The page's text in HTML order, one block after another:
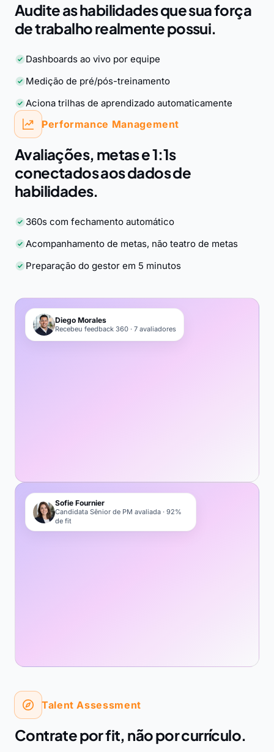
Audite as habilidades que sua força
de trabalho realmente possui.
Dashboards ao vivo por equipe
Medição de pré/pós-treinamento
Aciona trilhas de aprendizado automaticamente
Performance Management
Avaliações, metas e 1:1s
conectados aos dados de
habilidades.
360s com fechamento automático
Acompanhamento de metas, não teatro de metas
Preparação do gestor em 5 minutos
Diego Morales
Recebeu feedback 360 · 7 avaliadores
Sofie Fournier
Candidata Sênior de PM avaliada · 92%
de fit
Talent Assessment
Contrate por fit, não por currículo.